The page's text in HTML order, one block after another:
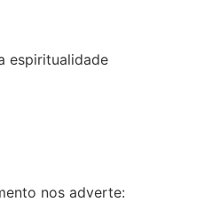
espiritualidade
nos adverte: